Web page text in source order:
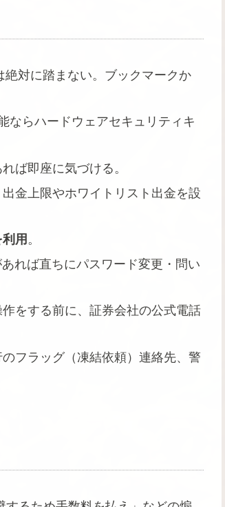
対に踏まない。ブックマークか
ならハードウェアセキュリティキ
ば即座に気づける。
金上限やホワイトリスト出金を設
用 。
れば直ちにパスワード変更・問い
をする前に、証券会社の公式電話
フラッグ（凍結依頼）連絡先、警